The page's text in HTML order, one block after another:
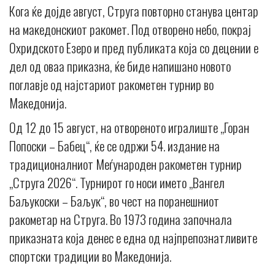
Кога ќе дојде август, Струга повторно станува центар
на македонскиот ракомет. Под отворено небо, покрај
Охридското Езеро и пред публиката која со децении е
дел од оваа приказна, ќе биде напишано новото
поглавје од најстариот ракометен турнир во
Македонија.
Од 12 до 15 август, на отвореното игралиште „Горан
Попоски – Бабец“, ќе се одржи 54. издание на
традиционалниот Меѓународен ракометен турнир
„Струга 2026“. Турнирот го носи името „Вангел
Баљукоски – Баљук“, во чест на поранешниот
ракометар на Струга. Во 1973 година започнала
приказната која денес е една од најпрепознатливите
спортски традиции во Македонија.